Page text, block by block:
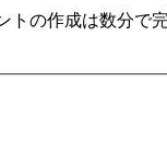
の作成は数分